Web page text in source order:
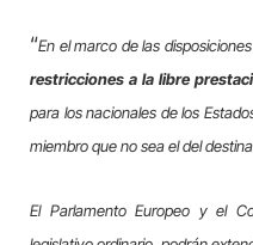
“En el marco de las
restricciones a la libre
para los nacionales de los
miembro que no sea el del
El Parlamento Europeo y el